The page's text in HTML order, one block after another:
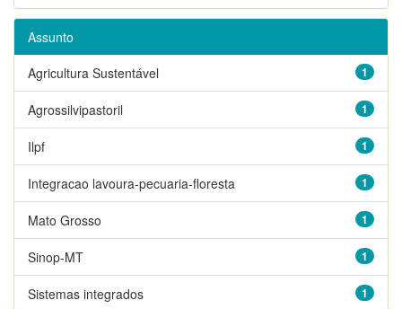
Assunto
1
Agricultura Sustentável
1
Agrossilvipastoril
1
Ilpf
1
Integracao lavoura-pecuaria-floresta
1
Mato Grosso
1
Sinop-MT
1
Sistemas integrados